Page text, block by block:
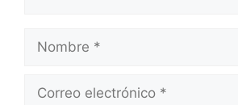
Nombre
Correo